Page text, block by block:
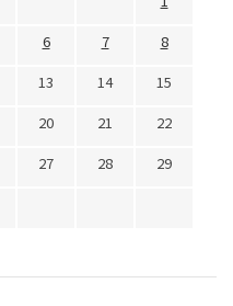
6 7
8
13 14
15
20 21
22
27 28
29